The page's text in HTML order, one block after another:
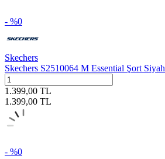
- %0
Skechers
Skechers S2510064 M Essential Şort Siyah
1.399,00 TL
1.399,00 TL
- %0